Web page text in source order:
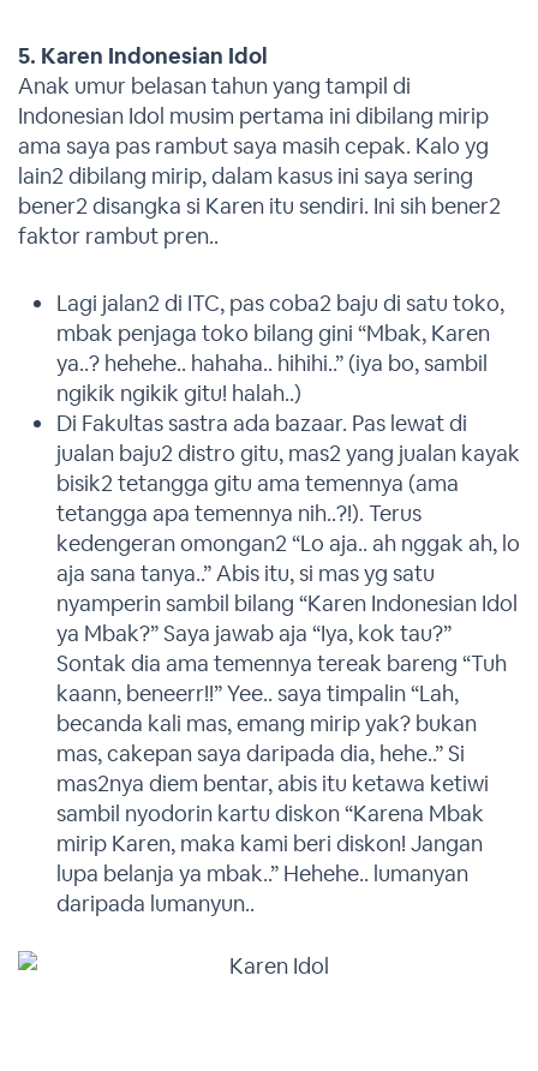
5. Karen Indonesian Idol
Anak umur belasan tahun yang tampil di
Indonesian Idol musim pertama ini dibilang mirip
ama saya pas rambut saya masih cepak. Kalo yg
lain2 dibilang mirip, dalam kasus ini saya sering
bener2 disangka si Karen itu sendiri. Ini sih bener2
faktor rambut pren..
Lagi jalan2 di ITC, pas coba2 baju di satu toko,
mbak penjaga toko bilang gini “Mbak, Karen
ya..? hehehe.. hahaha.. hihihi..” (iya bo, sambil
ngikik ngikik gitu! halah..)
Di Fakultas sastra ada bazaar. Pas lewat di
jualan baju2 distro gitu, mas2 yang jualan kayak
bisik2 tetangga gitu ama temennya (ama
tetangga apa temennya nih..?!). Terus
kedengeran omongan2 “Lo aja.. ah nggak ah, lo
aja sana tanya..” Abis itu, si mas yg satu
nyamperin sambil bilang “Karen Indonesian Idol
ya Mbak?” Saya jawab aja “Iya, kok tau?”
Sontak dia ama temennya tereak bareng “Tuh
kaann, beneerr!!” Yee.. saya timpalin “Lah,
becanda kali mas, emang mirip yak? bukan
mas, cakepan saya daripada dia, hehe..” Si
mas2nya diem bentar, abis itu ketawa ketiwi
sambil nyodorin kartu diskon “Karena Mbak
mirip Karen, maka kami beri diskon! Jangan
lupa belanja ya mbak..” Hehehe.. lumanyan
daripada lumanyun..